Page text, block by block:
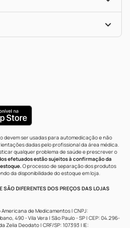
devem ser usadas para automedicação e não
dadas pelo profissional da área médica.
qualquer problema de saúde e prescrever o
efetuados estão sujeitos à confirmação da
O processo de separação dos produtos
da disponibilidade do estoque em loja.
SÃO DIFERENTES DOS PREÇOS DAS LOJAS
Americana de Medicamentos | CNPJ:
490 - Vila Vera | São Paulo - SP | CEP: 04.296-
Zelia Deodato | CRF/SP: 107393 | IE: